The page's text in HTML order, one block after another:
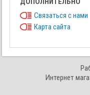
Связаться с нами
Карта сайта
Интернет